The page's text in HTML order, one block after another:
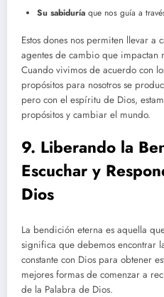
Su sabiduría que nos guía a
Estos dones nos permiten llevar a
agentes de cambio que impactan
Cuando vivimos de acuerdo con
propósitos para nosotros se
pero con el espíritu de Dios,
propósitos y cambiar el mundo.
9. Liberando la
Escuchar y
Dios
La bendición eterna es aquella
significa que debemos encontrar
constante con Dios para obtener
mejores formas de comenzar a
de la Palabra de Dios.